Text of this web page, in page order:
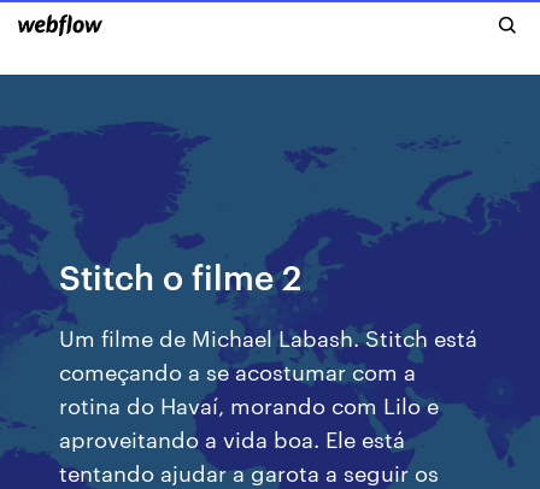
Stitch o filme 2
Um filme de Michael Labash. Stitch está
começando a se acostumar com a
rotina do Havaí, morando com Lilo e
aproveitando a vida boa. Ele está
tentando ajudar a garota a seguir os